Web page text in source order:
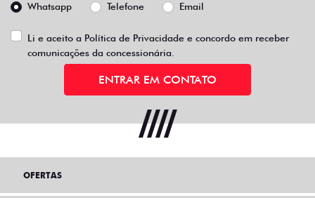
Whatsapp
Telefone Email
Li e aceito a Política de Privacidade e concordo em receber
comunicações da concessionária.
ENTRAR EM CONTATO
OFERTAS